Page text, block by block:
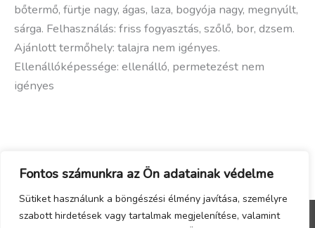
Fontos számunkra az Ön adatainak védelme
Sütiket használunk a böngészési élmény javítása, személyre
szabott hirdetések vagy tartalmak megjelenítése, valamint
bőtermő, fürtje nagy, ágas, laza, bogyója nagy, megnyúlt,
sárga. Felhasználás: friss fogyasztás, szőlő, bor, dzsem.
Ajánlott termőhely: talajra nem igényes.
Ellenállóképessége: ellenálló, permetezést nem
igényes